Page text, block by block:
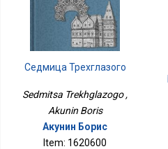
Седмица Трехглазого
Sedmitsa Trekhglazogo ,
Akunin Boris
Акунин Борис
Item: 1620600